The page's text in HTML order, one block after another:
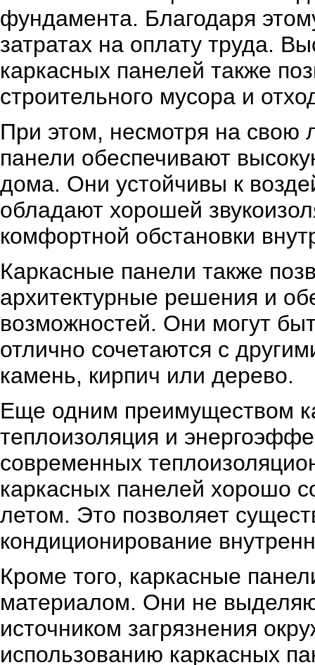
фундамента. Благодаря
затратах на оплату труда.
каркасных панелей также
строительного мусора и
При этом, несмотря на свою
панели обеспечивают
дома. Они устойчивы к
обладают хорошей
комфортной обстановки
Каркасные панели также
архитектурные решения и
возможностей. Они могут
отлично сочетаются с
камень, кирпич или дерево.
Еще одним преимуществом
теплоизоляция и
современных
каркасных панелей хорошо
летом. Это позволяет
кондиционирование
Кроме того, каркасные
материалом. Они не
источником загрязнения
использованию каркасных